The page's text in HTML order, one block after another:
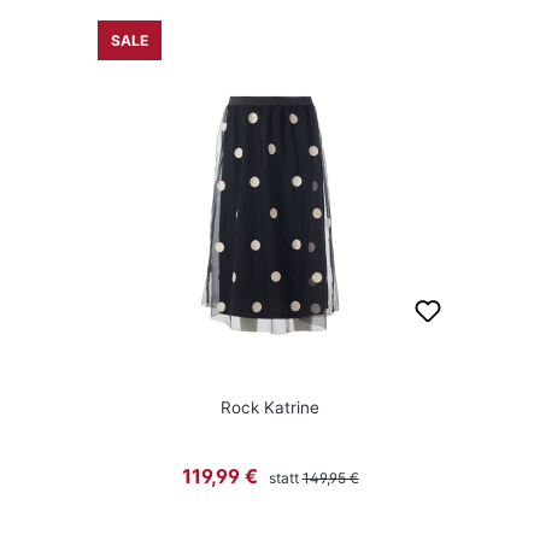
SALE
Rock Katrine
Verkaufspreis:
119,99 € stattRegulärer Preis:
149,95 €